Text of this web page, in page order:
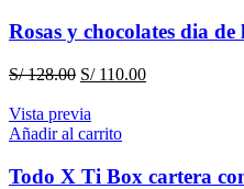
Rosas y chocolates dia
S/128.00 El
original
era:
S/110.00El
Vista previa
Añadir al carrito
Todo X Ti Box cartera